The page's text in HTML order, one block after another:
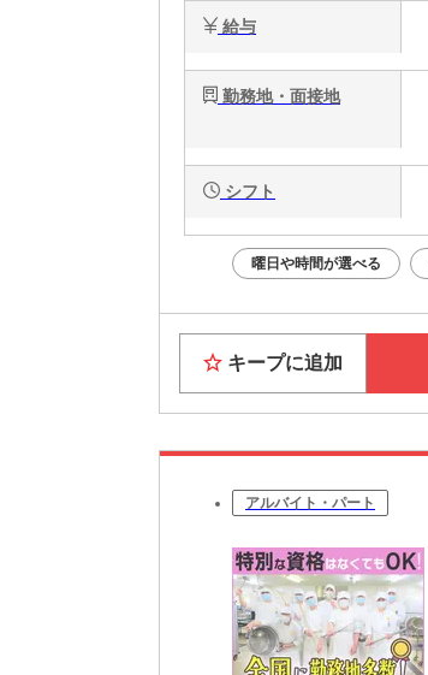
給与
勤務地・面接地
シフト
曜日や時間が選べる
キープに追加
アルバイト・パート